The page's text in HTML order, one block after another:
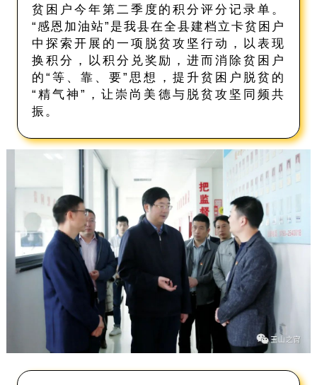
贫困户今年第二季度的积分评分记录单。
“感恩加油站”是我县在全县建档立卡贫困户
中探索开展的一项脱贫攻坚行动，以表现
换积分，以积分兑奖励，进而消除贫困户
的“等、靠、要”思想，提升贫困户脱贫的
“精气神”，让崇尚美德与脱贫攻坚同频共
振。